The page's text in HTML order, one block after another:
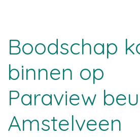
Boodschap
binnen op
Paraview
Amstelveen